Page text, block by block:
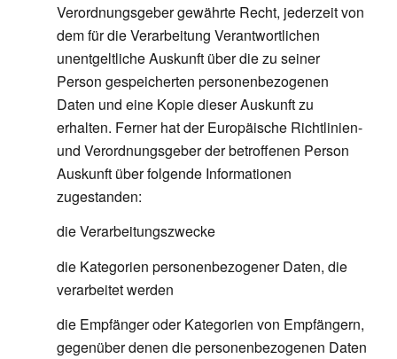
Verordnungsgeber gewährte Recht, jederzeit von
dem für die Verarbeitung Verantwortlichen
unentgeltliche Auskunft über die zu seiner
Person gespeicherten personenbezogenen
Daten und eine Kopie dieser Auskunft zu
erhalten. Ferner hat der Europäische Richtlinien-
und Verordnungsgeber der betroffenen Person
Auskunft über folgende Informationen
zugestanden:
die Verarbeitungszwecke
die Kategorien personenbezogener Daten, die
verarbeitet werden
die Empfänger oder Kategorien von Empfängern,
gegenüber denen die personenbezogenen Daten